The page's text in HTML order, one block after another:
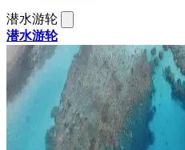
潜水游轮
潜水游轮